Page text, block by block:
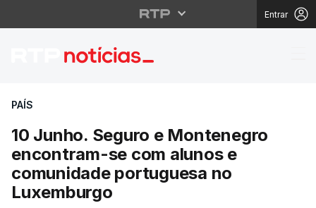
Entrar
10 Junho. Seguro e
PAÍS
10 Junho. Seguro e Montenegro
encontram-se com alunos e
comunidade portuguesa no
Luxemburgo